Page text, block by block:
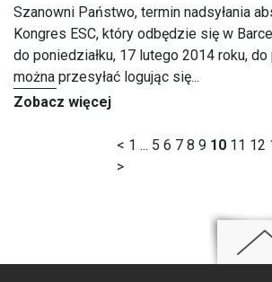
Szanowni Państwo, termin nadsyłania
Kongres ESC, który odbędzie się w
do poniedziałku, 17 lutego 2014 roku, do
można przesyłać logując się...
Zobacz więcej
< 1 ... 5 6 7 8 9 10 11 12
>